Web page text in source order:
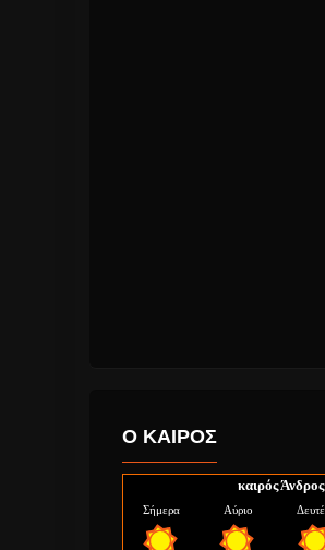
Ο ΚΑΙΡΟΣ
καιρός Άνδρος